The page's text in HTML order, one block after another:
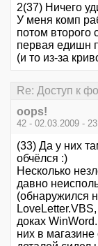
2(37) Ничего
У меня комп
потом второго
первая едишн
(и то из-за
Re: Доступ к
oops!
42 - 02.03.2009 -
(33) Да у них
обчёлся :)
Несколько
давно
(обнаружился
доках
них в